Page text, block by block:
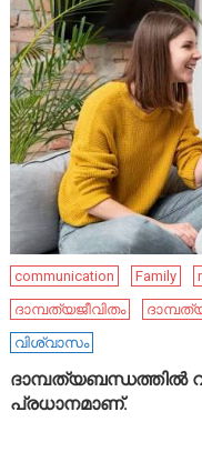
communication Family
ദാമ്പത്യജീവിതം
വിശ്വാസം
ദാമ്പത്യബന്ധത്തിൽ
പ്രധാനമാണ്.